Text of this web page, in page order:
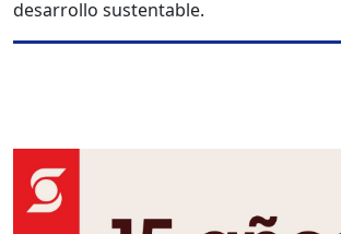
desarrollo sustentable.